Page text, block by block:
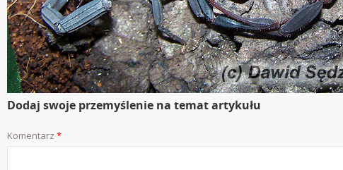
Dodaj swoje przemyślenie na temat artykułu
Komentarz *